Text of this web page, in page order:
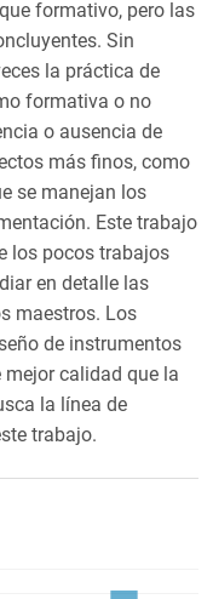
formativo, pero las
Sin
la práctica de
formativa o no
o ausencia de
más finos, como
se manejan los
Este trabajo
los pocos trabajos
en detalle las
maestros. Los
de instrumentos
calidad que la
la línea de
trabajo.